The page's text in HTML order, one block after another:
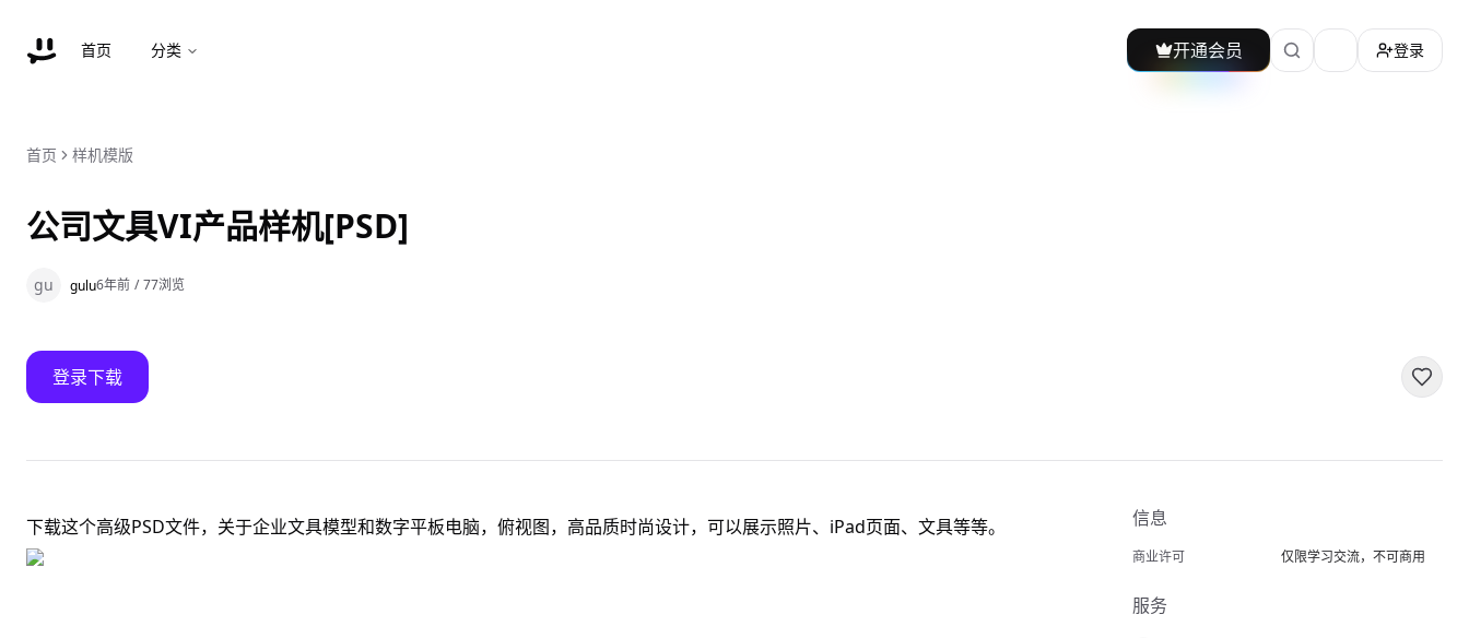
首页 分类 开通会员 加载主题切换
登录
首页 样机模版
公司文具VI产品样机[PSD]
gu gulu6年前 / 77浏览
登录下载
下载这个高级PSD文件，关于企业文具模型和数字平板电脑，俯视图，高品质时尚设计，可以展示照片、iPad页面、文具等等。 信息
商业许可 仅限学习交流，不可商用
服务